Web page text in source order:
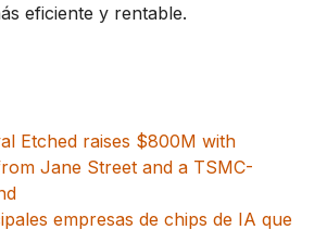
eficiente y rentable.
Etched raises $800M with
Jane Street and a TSMC-
empresas de chips de IA que